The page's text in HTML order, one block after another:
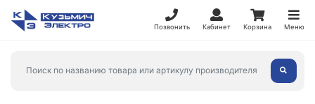
Позвонить Кабинет Корзина Меню